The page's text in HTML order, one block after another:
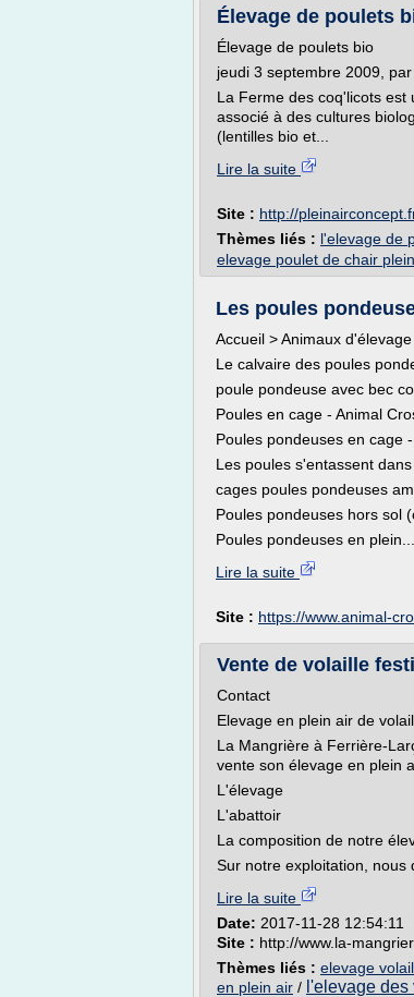
Élevage de poulets
Élevage de poulets bio
jeudi 3 septembre 2009,
La Ferme des coq'licots est
associé à des cultures
(lentilles bio et...
Lire la suite
Site : http://
Thèmes liés : l'elevage de
elevage poulet de chair
Les poules
Accueil > Animaux
Le calvaire des poules
poule pondeuse avec bec
Poules en cage - Animal
Poules pondeuses en cage
Les poules s'entassent
cages poules pondeuses
Poules pondeuses hors sol
Poules pondeuses en plein...
Lire la suite
Site : https://www.animal-
Vente de volaille
Contact
Elevage en plein air de
La Mangrière à Ferrière-
vente son élevage en plein
L'élevage
L'abattoir
La composition de notre
Sur notre exploitation, nous
Lire la suite
Date: 2017-11-28 12:54:11
Site : http://www.la-
Thèmes liés : elevage
en plein air / l'elevage